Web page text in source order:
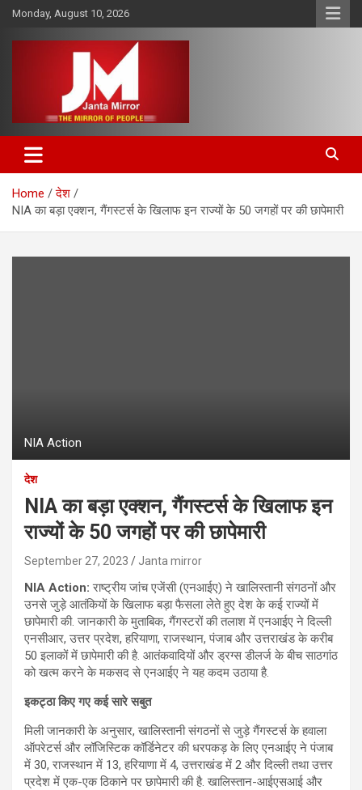
Skip
content
Monday, August 10, 2026
Janta Mirror
Home
देश
NIA का बड़ा एक्शन, गैंगस्टर्स के खिलाफ इन राज्यों के 50 जगहों पर की छापेमारी
NIA Action
देश
NIA का बड़ा एक्शन, गैंगस्टर्स के खिलाफ इन
राज्यों के 50 जगहों पर की छापेमारी
September 27, 2023 Janta mirror
NIA Action: राष्ट्रीय जांच एजेंसी (एनआईए) ने खालिस्‍तानी संगठनों और
उनसे जुड़े आतंकियों के खिलाफ बड़ा फैसला लेते हुए देश के कई राज्यों में
छापेमारी की. जानकारी के मुताबिक, गैंगस्टरों की तलाश में एनआईए ने दिल्ली
एनसीआर, उत्तर प्रदेश, हरियाणा, राजस्थान, पंजाब और उत्तराखंड के करीब
50 इलाकों में छापेमारी की है. आतंकवादियों और ड्रग्स डीलर्ज के बीच साठगांठ
को खत्म करने के मकसद से एनआईए ने यह कदम उठाया है.
इकट्ठा किए गए कई सारे सबुत
मिली जानकारी के अनुसार, खालिस्तानी संगठनों से जुड़े गैंगस्टर्स के हवाला
ऑपरेटर्स और लॉजिस्टिक कॉर्डिनेटर की धरपकड़ के लिए एनआईए ने पंजाब
में 30, राजस्थान में 13, हरियाणा में 4, उत्तराखंड में 2 और दिल्ली तथा उत्तर
प्रदेश में एक-एक ठिकाने पर छापेमारी की है. खालिस्तान-आईएसआई और